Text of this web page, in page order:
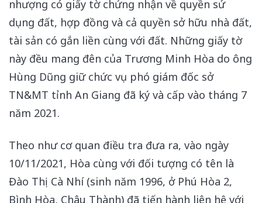
nhượng có giấy tờ chứng nhận về quyền sử
dụng đất, hợp đồng và cả quyền sở hữu nhà đất,
tài sản có gắn liền cùng với đất. Những giấy tờ
này đều mang đên của Trương Minh Hòa do ông
Hùng Dũng giữ chức vụ phó giám đốc sở
TN&MT tỉnh An Giang đã ký và cấp vào tháng 7
năm 2021.
Theo như cơ quan điều tra đưa ra, vào ngày
10/11/2021, Hòa cùng với đối tượng có tên là
Đào Thị Cà Nhí (sinh năm 1996, ở Phú Hòa 2,
Bình Hòa, Châu Thành) đã tiến hành liên hệ với